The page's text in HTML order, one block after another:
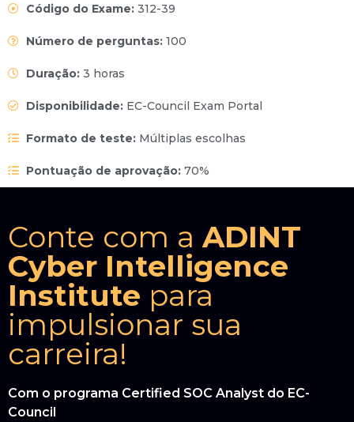
Código do Exame:312-39
Número de perguntas:100
Duração:3 horas
Disponibilidade:EC-Council Exam Portal
Formato de teste:Múltiplas escolhas
Pontuação de aprovação:70%
Conte com a ADINT
Cyber Intelligence
Institute para
impulsionar sua
carreira!
Com o programa Certified SOC Analyst do EC-
Council